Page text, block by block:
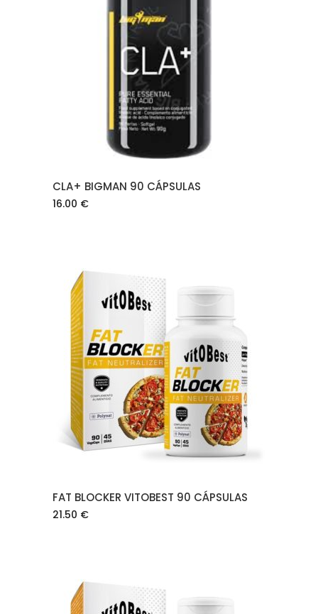
AÑADIR AL CARRITO
CLA+ BIGMAN 90 CÁPSULAS
16.00 €
AÑADIR AL CARRITO
FAT BLOCKER VITOBEST 90 CÁPSULAS
21.50 €